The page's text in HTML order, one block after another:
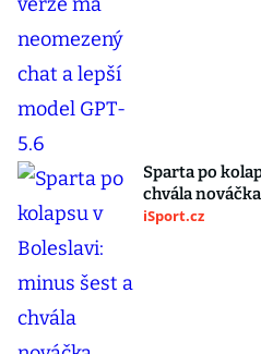
Sparta po
chvála
iSport.cz